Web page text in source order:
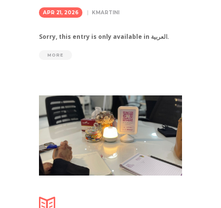
APR 21, 2026 KMARTINI
Sorry, this entry is only available in العربية.
MORE